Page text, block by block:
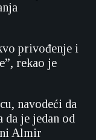
privođenje i
rekao je
navodeći da
je jedan od
Almir